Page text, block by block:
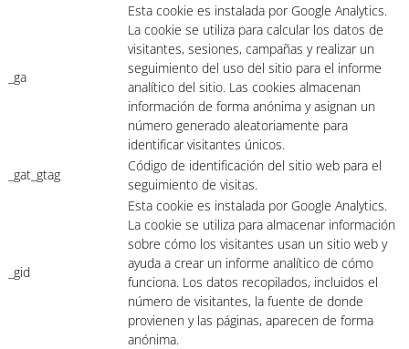
_ga
Esta cookie es instalada por Google Analytics.
La cookie se utiliza para calcular los datos de
visitantes, sesiones, campañas y realizar un
seguimiento del uso del sitio para el informe
analítico del sitio. Las cookies almacenan
información de forma anónima y asignan un
número generado aleatoriamente para
identificar visitantes únicos.
_gat_gtag
Código de identificación del sitio web para el
seguimiento de visitas.
_gid
Esta cookie es instalada por Google Analytics.
La cookie se utiliza para almacenar información
sobre cómo los visitantes usan un sitio web y
ayuda a crear un informe analítico de cómo
funciona. Los datos recopilados, incluidos el
número de visitantes, la fuente de donde
provienen y las páginas, aparecen de forma
anónima.